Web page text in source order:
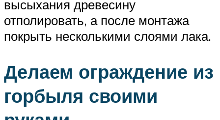
высыхания древесину
отполировать, а после монтажа
покрыть несколькими слоями лака.
Делаем ограждение из
горбыля своими